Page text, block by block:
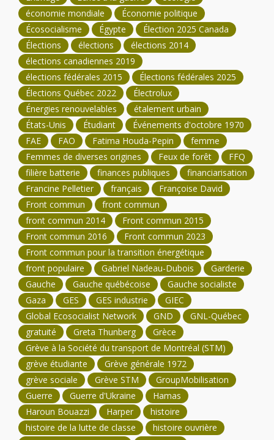
économie mondiale
Économie politique
Écosocialisme
Égypte
Élection 2025 Canada
Élections
élections
élections 2014
élections canadiennes 2019
élections fédérales 2015
Élections fédérales 2025
Élections Québec 2022
Électrolux
Énergies renouvelables
étalement urbain
États-Unis
Étudiant
Événements d'octobre 1970
FAE
FAO Fatima Houda-Pepin
femme
Femmes de diverses origines
Feux de forêt
FFQ
filière batterie
finances publiques
financiarisation
Francine Pelletier
français
Françoise David
Front commun
front commun
front commun 2014
Front commun 2015
Front commun 2016
Front commun 2023
Front commun pour la transition énergétique
front populaire
Gabriel Nadeau-Dubois
Garderie
Gauche
Gauche québécoise
Gauche socialiste
Gaza
GES GES industrie
GIEC
Global Ecosocialist Network
GND
GNL-Québec
gratuité
Greta Thunberg
Grèce
Grève à la Société du transport de Montréal (STM)
grève étudiante
Grève générale 1972
grève sociale
Grève STM
GroupMobilisation
Guerre
Guerre d'Ukraine
Hamas
Haroun Bouazzi
Harper
histoire
histoire de la lutte de classe
histoire ouvrière